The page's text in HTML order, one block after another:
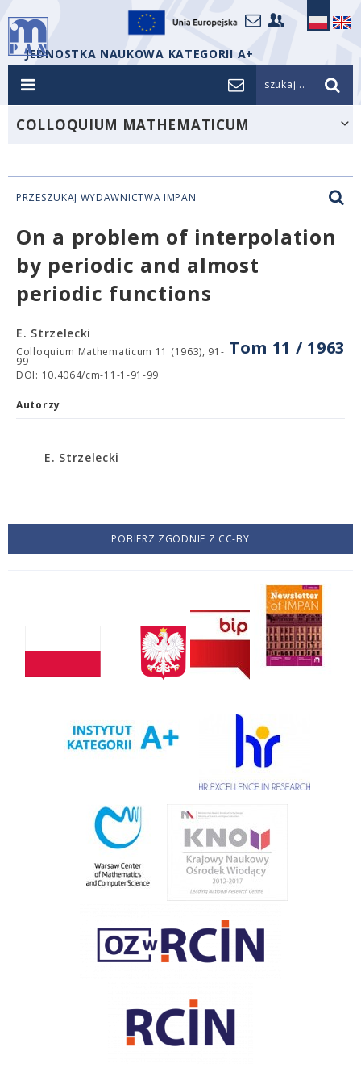
JEDNOSTKA NAUKOWA KATEGORII A+
szukaj...
COLLOQUIUM MATHEMATICUM
PRZESZUKAJ WYDAWNICTWA IMPAN
On a problem of interpolation
by periodic and almost
periodic functions
Tom 11 / 1963
E. Strzelecki
Colloquium Mathematicum 11 (1963), 91-
99
DOI: 10.4064/cm-11-1-91-99
Autorzy
E. Strzelecki
POBIERZ ZGODNIE Z CC-BY